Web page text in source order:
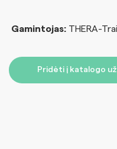
Gamintojas: THERA-
Pridėti į katalogo